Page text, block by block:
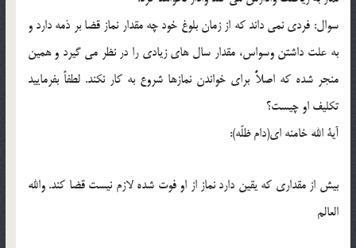
سوال: فردی نمی داند که از زمان بلوغ خود چه مقدار نماز قضا بر ذمه دارد و
به علت داشتن وسواس، مقدار سال های زیادی را در نظر می گیرد و همین
منجر شده که اصلاًٌ برای خواندن نمازها شروع به کار نکند. لطفاً بفرمایید
تکلیف او چیست؟
آیة الله خامنه ای(دام ظلّه):
بیش از مقداری که یقین دارد نماز از او فوت شده لازم نیست قضا کند. والله
العالم